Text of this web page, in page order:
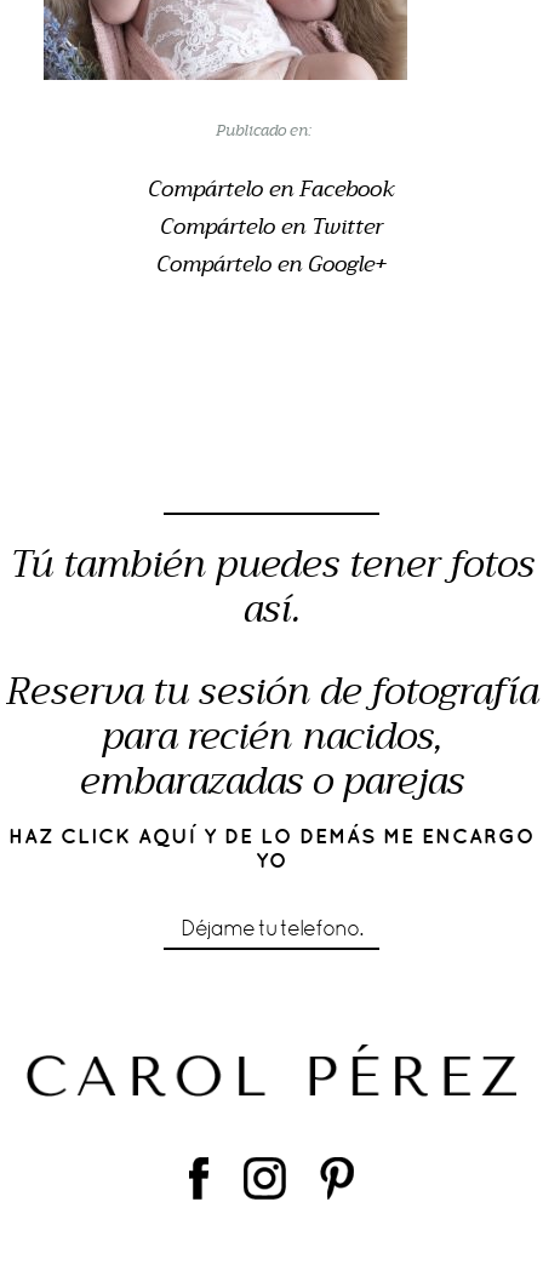
Publicado en:
Compártelo en Facebook
Compártelo en Twitter
Compártelo en Google+
Tú también puedes tener fotos
así.
Reserva tu sesión de fotografía
para recién nacidos,
embarazadas o parejas
HAZ CLICK AQUÍ Y DE LO DEMÁS ME ENCARGO
YO
Déjame tu telefono.